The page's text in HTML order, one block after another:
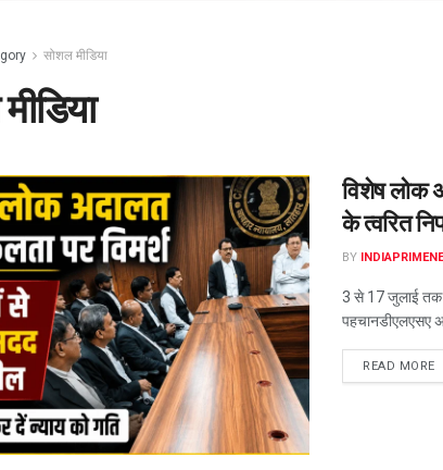
सोशल मीडिया
विशेष लोक
के त्वरित
BY
3 से 17 जुलाई तक
पहचानडीएलएसए
READ MORE